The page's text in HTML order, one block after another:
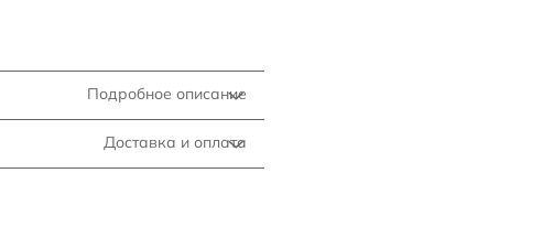
Подробное описание
Доставка и оплата